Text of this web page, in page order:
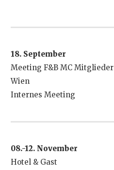
18. September
Meeting F&B MC Mitglieder
Wien
Internes Meeting
08.-12. November
Hotel & Gast